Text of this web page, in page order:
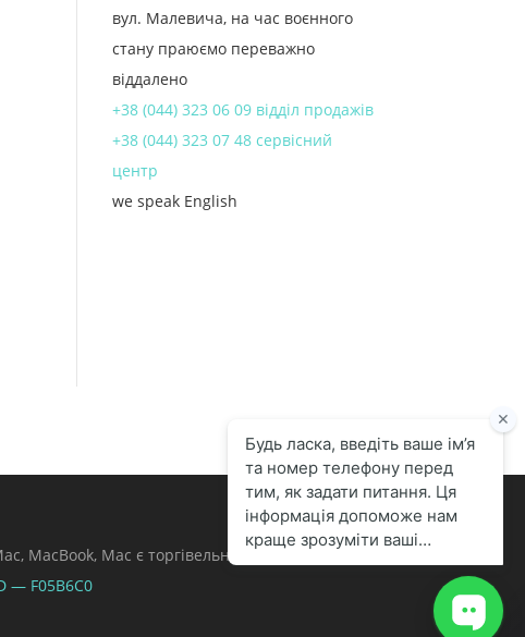
вул. Малевича, на час воєнного
стану праюємо переважно
віддалено
+38 (044) 323 06 09 відділ продажів
+38 (044) 323 07 48 сервісний
центр
we speak English
MacBook, Mac є торгівельними марками Apple
— F05B6C0